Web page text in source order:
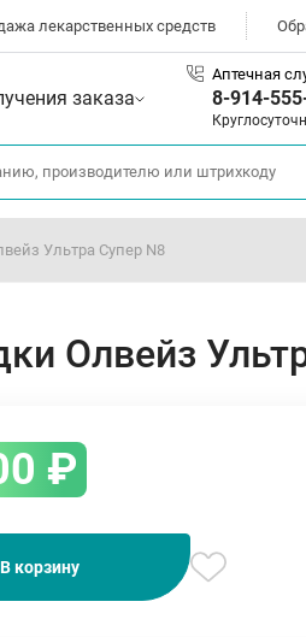
лекарственных средств
заказа
Аптечная
8-914-
Ультра Супер N8
Олвейз
₽
В корзину